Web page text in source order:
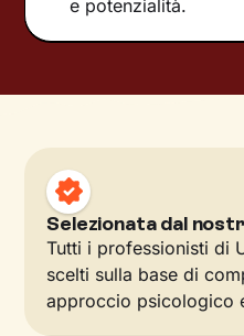
e potenzialità.
Selezionata dal
Tutti i professionisti di
scelti sulla base di
approccio psicologico